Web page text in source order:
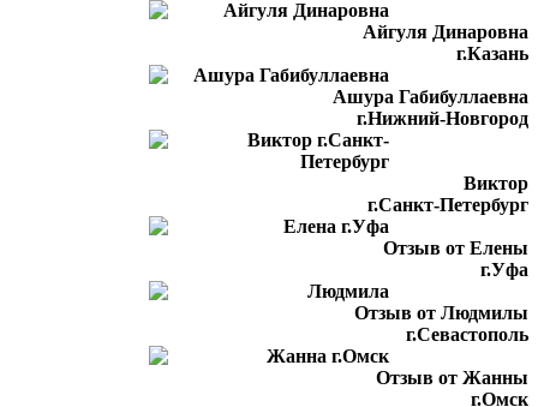
Айгуля Динаровна
г.Казань
Ашура Габибуллаевна
г.Нижний-Новгород
Виктор
г.Санкт-Петербург
Отзыв от Елены
г.Уфа
Отзыв от Людмилы
г.Севастополь
Отзыв от Жанны
г.Омск